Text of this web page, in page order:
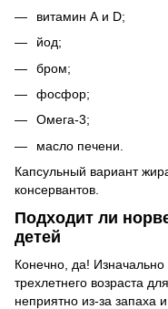
витамин А и D;
йод;
бром;
фосфор;
Омега-3;
масло печени.
Капсульный вариант
консервантов.
Подходит ли
детей
Конечно, да!
трехлетнего возраста
неприятно из-за запаха